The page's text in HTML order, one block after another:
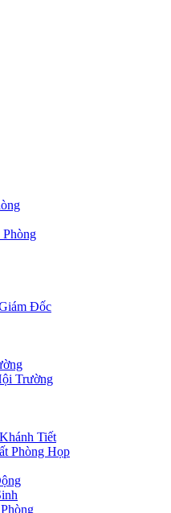
Đốc
Trường
Tiết
Phòng Họp